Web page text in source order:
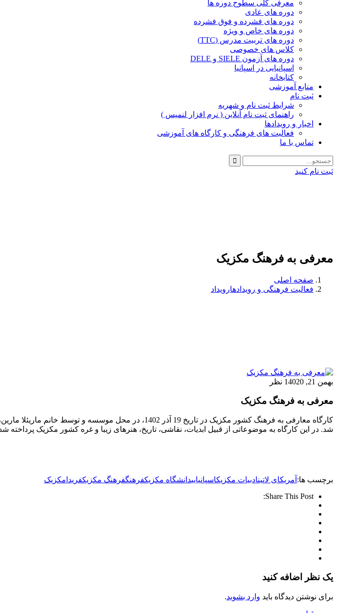
معرفی کلی سطوح دوره ها
دوره های عادی
دوره های فشرده و فوق فشرده
دوره های خاص و ویژه
دوره های تربیت مدرس (TTC)
کلاس های خصوصی
دوره های آزمون SIELE و DELE
اسپانیایی در اسپانیا
کتابخانه
منابع آموزشی
ثبت نام
شرایط ثبت نام و شهریه
راهنمای ثبت نام آنلاین ( نرم افزار لنمیس )
اخبار و رویدادها
فعالیت های فرهنگی و کارگاه های آموزشی
تماس با ما
ثبت نام کنید
معرفی به فرهنگ مکزیک
صفحه اصلی
فعالیت فرهنگی و رویدادهارویداد
بهمن 21, 1402 0 نظر
معرفی به فرهنگ مکزیک
کارگاه معارفی به فرهنگ کشور مکزیک در تاریخ 19 آذر 1402،
شد. در این کارگاه به موضوعاتی از قبیل ابدیات، نقاشی، تاریخ، هنرهای زیبا و غره کشور مکزیک پرداخته
برچسب ها: آمریکای لاتینادبیات مکزیکاسپانیاییدانشگاه مکزیکفرهنگفرهنگ مکزیکفریدا مکزیک
Share This Post:
یک نظر اضافه کنید
برای نوشتن دیدگاه باید وارد بشوید.